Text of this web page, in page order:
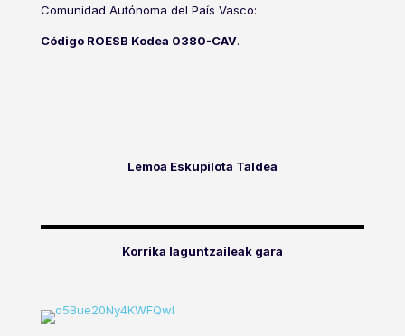
Comunidad Autónoma del País Vasco:
Código ROESB Kodea 0380-CAV.
Lemoa Eskupilota Taldea
Korrika laguntzaileak gara